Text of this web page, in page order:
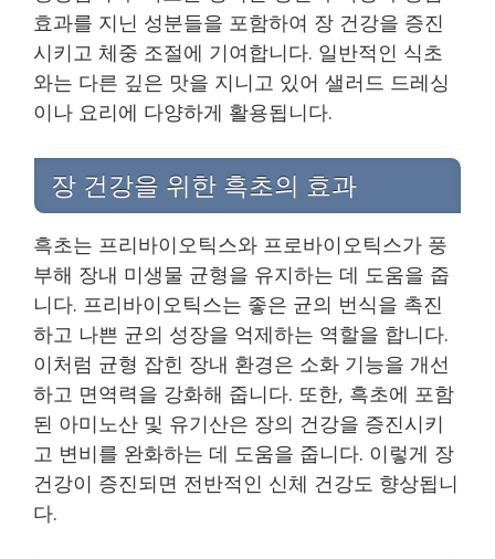
효과를 지닌 성분들을 포함하여 장 건강을 증진
시키고 체중 조절에 기여합니다. 일반적인 식초
와는 다른 깊은 맛을 지니고 있어 샐러드 드레싱
이나 요리에 다양하게 활용됩니다.
장 건강을 위한 흑초의 효과
흑초는 프리바이오틱스와 프로바이오틱스가 풍
부해 장내 미생물 균형을 유지하는 데 도움을 줍
니다. 프리바이오틱스는 좋은 균의 번식을 촉진
하고 나쁜 균의 성장을 억제하는 역할을 합니다.
이처럼 균형 잡힌 장내 환경은 소화 기능을 개선
하고 면역력을 강화해 줍니다. 또한, 흑초에 포함
된 아미노산 및 유기산은 장의 건강을 증진시키
고 변비를 완화하는 데 도움을 줍니다. 이렇게 장
건강이 증진되면 전반적인 신체 건강도 향상됩니
다.